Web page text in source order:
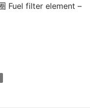
Fuel filter element –